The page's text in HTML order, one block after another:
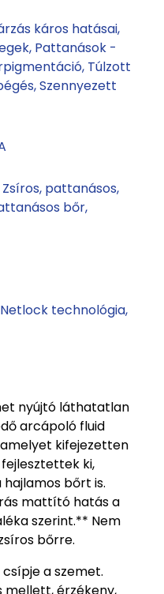
káros hatásai
Pattanások -
Túlzott
Szennyezett
Zsíros, pattanásos,
bőr
Netlock technológia
nyújtó láthatatlan
arcápoló fluid
kifejezetten
ki,
bőrt is.
mattító hatás a
szerint.** Nem
bőrre.
a szemet.